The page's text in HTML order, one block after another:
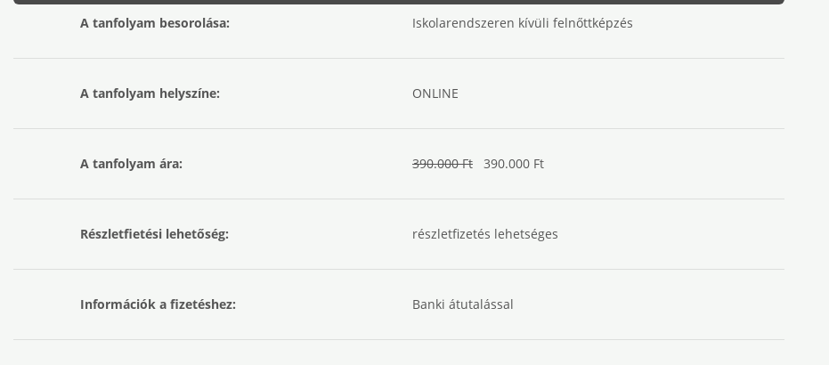
A tanfolyam besorolása: Iskolarendszeren kívüli felnőttképzés
A tanfolyam helyszíne: ONLINE
A tanfolyam ára: 390.000 Ft390.000 Ft
Részletfietési lehetőség: részletfizetés lehetséges
Információk a fizetéshez: Banki átutalással